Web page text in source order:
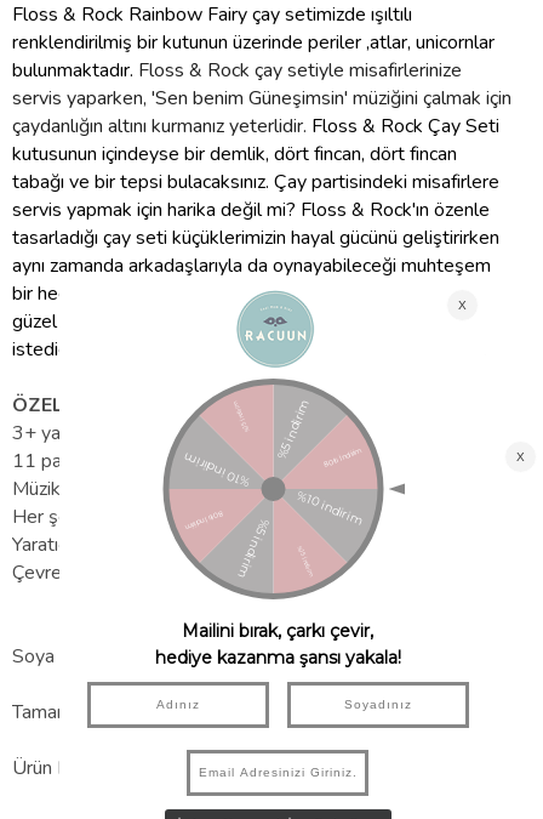
Floss & Rock Rainbow Fairy çay setimizde ışıltılı
renklendirilmiş bir kutunun üzerinde periler ,atlar, unicornlar
bulunmaktadır. Floss & Rock çay setiyle misafirlerinize
servis yaparken, 'Sen benim Güneşimsin' müziğini çalmak için
çaydanlığın altını kurmanız yeterlidir. Floss & Rock Çay Seti
kutusunun içindeyse bir demlik, dört fincan, dört fincan
tabağı ve bir tepsi bulacaksınız. Çay partisindeki misafirlere
servis yapmak için harika değil mi? Floss & Rock'ın özenle
tasarladığı çay seti küçüklerimizin hayal gücünü geliştirirken
aynı zamanda arkadaşlarıyla da oynayabileceği muhteşem
bir hediye olacaktır. Rainbow Fairy tasarımlı çay setinin
güzel kutusunun
ir de taşıma kulpu bulunur, böylece
istediği her yere götürebilir. Gıda ile temas edilmemelidir.
ÖZELLİKLER:
3+ yaş grubu için uygundur
11 parçalı set
Müzikli çaydanlık oyunu 'Sen benim Güneşimsin'
Her şeyi saklamak için kullanışlı taşıma çantası
Yaratıcı veya grup oyunları için mükemmel!
Çevre dostu
Soya mürekkepleriyle basılmıştır
Tamamen geri dönüştürülebilir
Ürün Numarası: 47P5962 BOYUTLAR: 25 x 23,5 x 11cm